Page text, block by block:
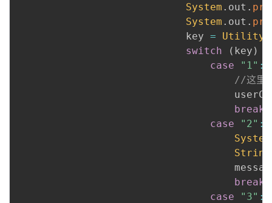
System . out .
System . out .
                            key
= Utility
switch
( key )
case
"1" :
//这里
break
case
"2" :
System
String
break
case
"3" :